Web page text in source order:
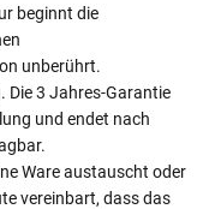
beginnt die
unberührt.
Die 3 Jahres-Garantie
und endet nach
Ware austauscht oder
vereinbart, dass das